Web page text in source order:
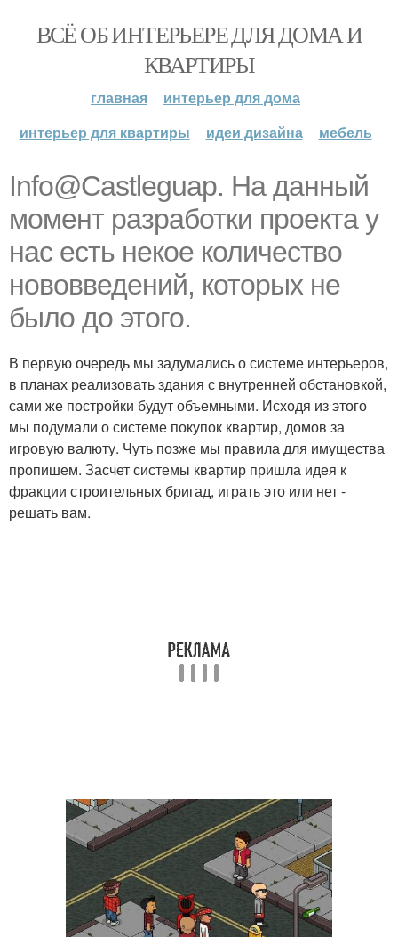
ВСЁ ОБ ИНТЕРЬЕРЕ ДЛЯ ДОМА И
КВАРТИРЫ
главная
интерьер для дома
интерьер для квартиры
идеи дизайна мебель
Info@Castleguap. На данный
момент разработки проекта у
нас есть некое количество
нововведений, которых не
было до этого.
В первую очередь мы задумались о системе интерьеров,
в планах реализовать здания с внутренней обстановкой,
сами же постройки будут объемными. Исходя из этого
мы подумали о системе покупок квартир, домов за
игровую валюту. Чуть позже мы правила для имущества
пропишем. Засчет системы квартир пришла идея к
фракции строительных бригад, играть это или нет -
решать вам.